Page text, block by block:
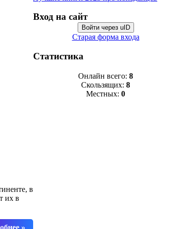
в
их в
Вход на сайт
Войти через uID
Старая форма входа
Статистика
Онлайн всего: 8
Скользящих: 8
Местных: 0